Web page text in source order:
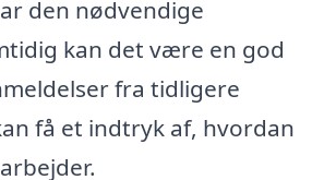
den nødvendige
kan det være en god
fra tidligere
få et indtryk af, hvordan